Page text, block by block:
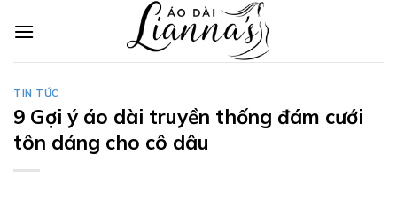
TIN TỨC
9 Gợi ý áo dài truyền thống đám cưới
tôn dáng cho cô dâu